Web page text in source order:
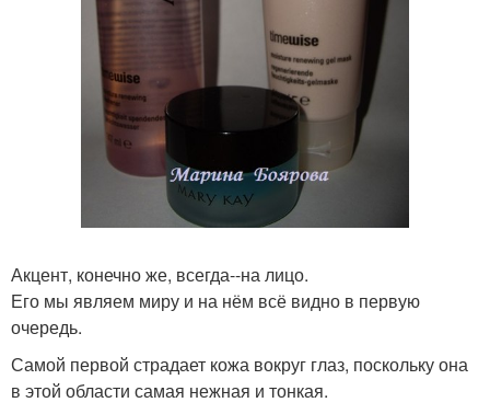
Акцент, конечно же, всегда--на лицо.
Его мы являем миру и на нём всё видно в первую
очередь.
Самой первой страдает кожа вокруг глаз, поскольку она
в этой области самая нежная и тонкая.